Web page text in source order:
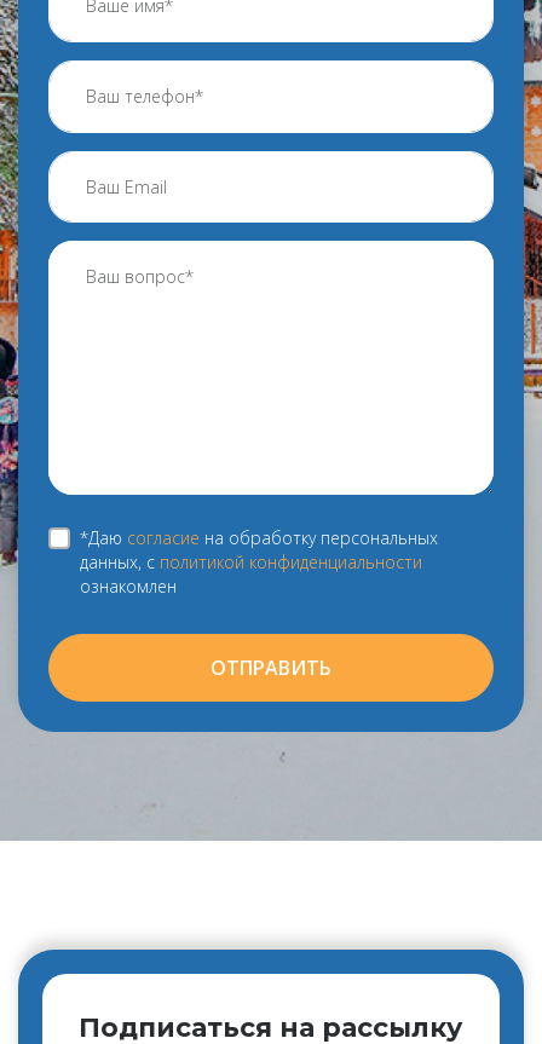
*Даю согласие на обработку персональных
данных, с политикой конфиденциальности
ознакомлен
ОТПРАВИТЬ
Подписаться на рассылку